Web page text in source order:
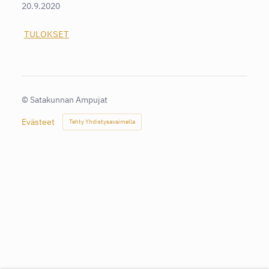
20.9.2020
TULOKSET
© Satakunnan Ampujat
Evästeet Tehty Yhdistysavaimella